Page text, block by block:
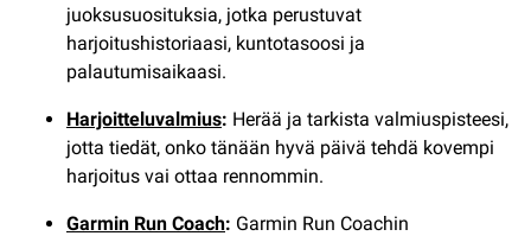
juoksusuosituksia, jotka perustuvat
harjoitushistoriaasi, kuntotasoosi ja
palautumisaikaasi.
Harjoitteluvalmius: Herää ja tarkista valmiuspisteesi,
jotta tiedät, onko tänään hyvä päivä tehdä kovempi
harjoitus vai ottaa rennommin.
Garmin Run Coach: Garmin Run Coachin